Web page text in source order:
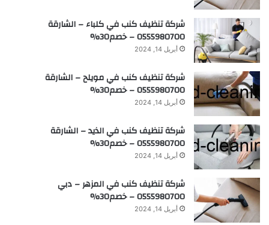
شركة تنظيف كنب في كلباء – الشارقة
0555980700 – خصم30%
أبريل 14, 2024
شركة تنظيف كنب في مويلح – الشارقة
0555980700 – خصم30%
أبريل 14, 2024
شركة تنظيف كنب في الذيد – الشارقة
0555980700 – خصم30%
أبريل 14, 2024
شركة تنظيف كنب في المزهر – دبي
0555980700 – خصم30%
أبريل 14, 2024